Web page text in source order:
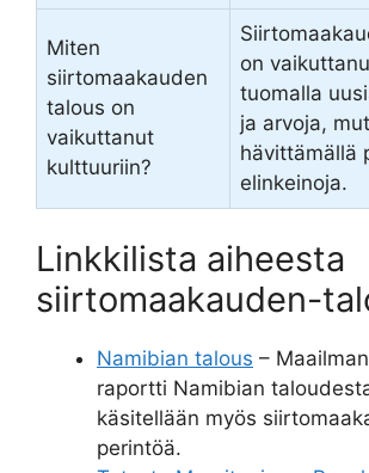
Miten
siirtomaakauden
talous on
vaikuttanut
kulttuuriin?
on
tuomalla
ja arvoja,
hävittämällä
elinkeinoja.
Linkkilista aiheesta
siirtomaakauden-
Namibian talous –
raportti Namibian
käsitellään myös
perintöä.